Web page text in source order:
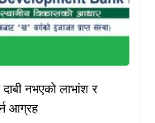
दाबी नभएको लाभांश र
आग्रह